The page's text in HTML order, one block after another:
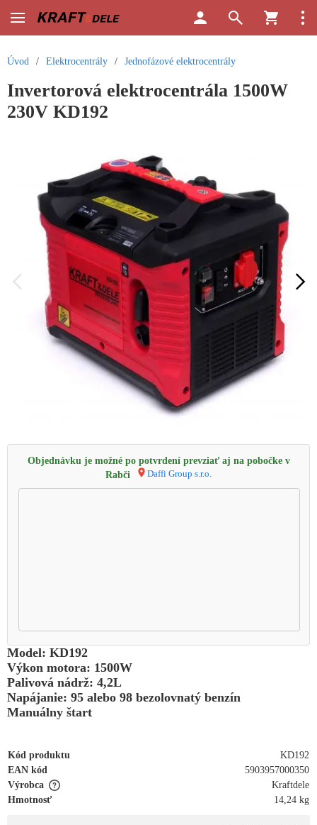
Úvod / Elektrocentrály / Jednofázové elektrocentrály
Invertorová elektrocentrála 1500W
230V KD192
Objednávku je možné po potvrdení prevziať aj na pobočke v
Rabči
Daffi Group s.r.o.
Model: KD192
Výkon motora: 1500W
Palivová nádrž: 4,2L
Napájanie: 95 alebo 98 bezolovnatý benzín
Manuálny štart
Kód produktu
KD192
EAN kód
5903957000350
Výrobca
Kraftdele
Hmotnosť
14,24 kg